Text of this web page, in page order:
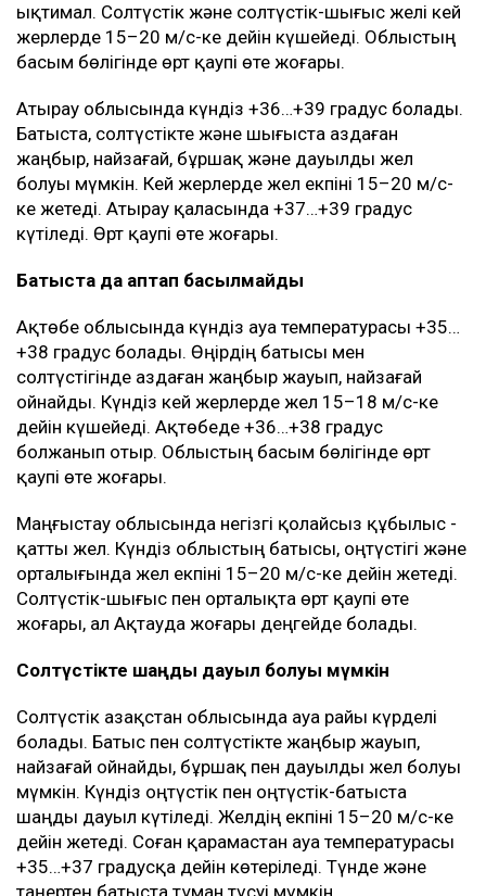
ықтимал. Солтүстік және солтүстік-шығыс желі кей
жерлерде 15–20 м/с-ке дейін күшейеді. Облыстың
басым бөлігінде өрт қаупі өте жоғары.
Атырау облысында күндіз +36…+39 градус болады.
Батыста, солтүстікте және шығыста аздаған
жаңбыр, найзағай, бұршақ және дауылды жел
болуы мүмкін. Кей жерлерде жел екпіні 15–20 м/с-
ке жетеді. Атырау қаласында +37…+39 градус
күтіледі. Өрт қаупі өте жоғары.
Батыста да аптап басылмайды
Ақтөбе облысында күндіз ауа температурасы +35…
+38 градус болады. Өңірдің батысы мен
солтүстігінде аздаған жаңбыр жауып, найзағай
ойнайды. Күндіз кей жерлерде жел 15–18 м/с-ке
дейін күшейеді. Ақтөбеде +36…+38 градус
болжанып отыр. Облыстың басым бөлігінде өрт
қаупі өте жоғары.
Маңғыстау облысында негізгі қолайсыз құбылыс -
қатты жел. Күндіз облыстың батысы, оңтүстігі және
орталығында жел екпіні 15–20 м/с-ке дейін жетеді.
Солтүстік-шығыс пен орталықта өрт қаупі өте
жоғары, ал Ақтауда жоғары деңгейде болады.
Солтүстікте шаңды дауыл болуы мүмкін
Солтүстік Қазақстан облысында ауа райы күрделі
болады. Батыс пен солтүстікте жаңбыр жауып,
найзағай ойнайды, бұршақ пен дауылды жел болуы
мүмкін. Күндіз оңтүстік пен оңтүстік-батыста
шаңды дауыл күтіледі. Желдің екпіні 15–20 м/с-ке
дейін жетеді. Соған қарамастан ауа температурасы
+35…+37 градусқа дейін көтеріледі. Түнде және